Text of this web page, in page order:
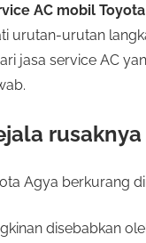
AC mobil
urutan-urutan
jasa service AC
Agya berkurang
disebabkan